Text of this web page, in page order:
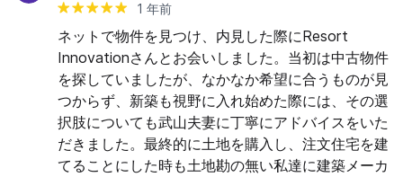
1 年前
ネットで物件を見つけ、内見した際にResort
Innovationさんとお会いしました。当初は中古物件
を探していましたが、なかなか希望に合うものが見
つからず、新築も視野に入れ始めた際には、その選
択肢についても武山夫妻に丁寧にアドバイスをいた
だきました。最終的に土地を購入し、注文住宅を建
てることにした時も土地勘の無い私達に建築メーカ